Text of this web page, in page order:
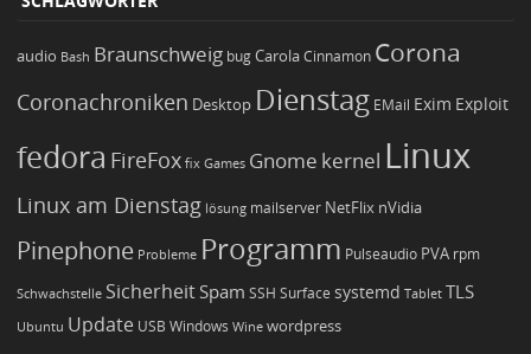
audio Bash Braunschweig bugCarola Cinnamon Corona
Coronachroniken Desktop Dienstag EMail Exim Exploit
fedora FireFox fix Games Gnome kernel Linux
Linux am Dienstag lösung mailserver NetFlix nVidia
Pinephone Probleme Programm Pulseaudio PVA rpm
Schwachstelle Sicherheit Spam SSH Surface systemd Tablet TLS
Ubuntu Update USB Windows Wine wordpress